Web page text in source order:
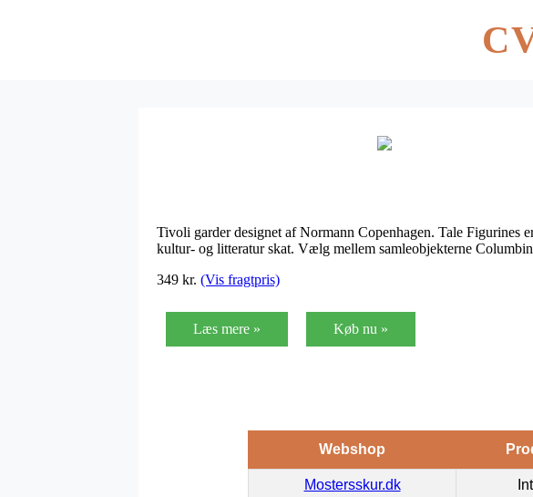
Tivoli garder designet af Normann Copenhagen. Tale Figurines
kultur- og litteratur skat. Vælg mellem samleobjekterne
349 kr. (Vis fragtpris)
Læs mere » Køb nu »
Webshop
Mostersskur.dk